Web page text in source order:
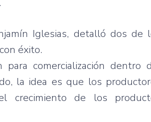
Iglesias, detalló dos de
con éxito.
para comercialización dentro
, la idea es que los
crecimiento de los